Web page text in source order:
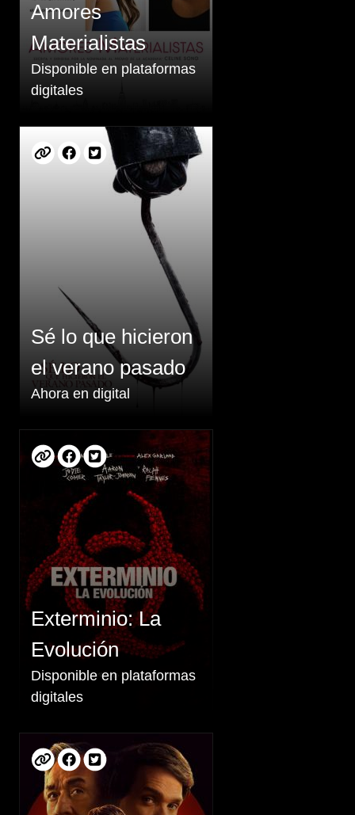
Amores
Materialistas
Disponible en plataformas
digitales
Sé lo que hicieron
el verano pasado
Ahora en digital
Exterminio: La
Evolución
Disponible en plataformas
digitales